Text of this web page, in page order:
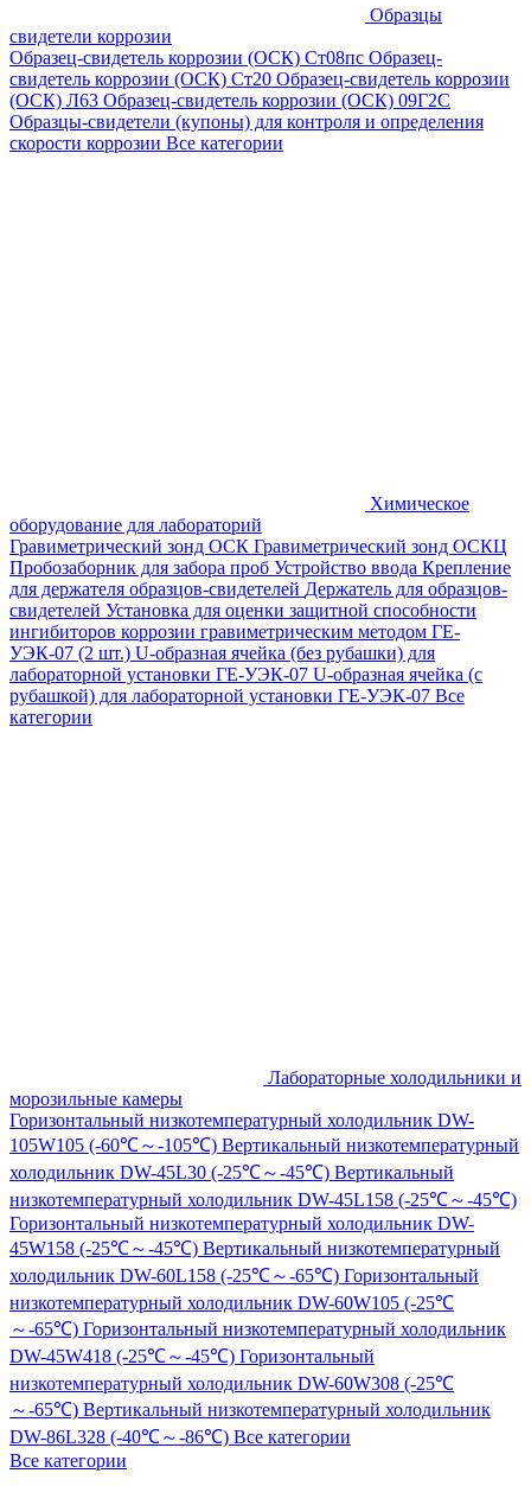
Образцы
свидетели коррозии
Образец-свидетель коррозии (ОСК) Ст08пс Образец-
свидетель коррозии (ОСК) Ст20 Образец-свидетель коррозии
(ОСК) Л63 Образец-свидетель коррозии (ОСК) 09Г2С
Образцы-свидетели (купоны) для контроля и определения
скорости коррозии Все категории
Химическое
оборудование для лабораторий
Гравиметрический зонд ОСК Гравиметрический зонд ОСКЦ
Пробозаборник для забора проб Устройство ввода Крепление
для держателя образцов-свидетелей Держатель для образцов-
свидетелей Установка для оценки защитной способности
ингибиторов коррозии гравиметрическим методом ГЕ-
УЭК-07 (2 шт.) U-образная ячейка (без рубашки) для
лабораторной установки ГЕ-УЭК-07 U-образная ячейка (с
рубашкой) для лабораторной установки ГЕ-УЭК-07 Все
категории
Лабораторные холодильники и
морозильные камеры
Горизонтальный низкотемпературный холодильник DW-
105W105 (-60℃～-105℃) Вертикальный низкотемпературный
холодильник DW-45L30 (-25℃～-45℃) Вертикальный
низкотемпературный холодильник DW-45L158 (-25℃～-45℃)
Горизонтальный низкотемпературный холодильник DW-
45W158 (-25℃～-45℃) Вертикальный низкотемпературный
холодильник DW-60L158 (-25℃～-65℃) Горизонтальный
низкотемпературный холодильник DW-60W105 (-25℃
～-65℃) Горизонтальный низкотемпературный холодильник
DW-45W418 (-25℃～-45℃) Горизонтальный
низкотемпературный холодильник DW-60W308 (-25℃
～-65℃) Вертикальный низкотемпературный холодильник
DW-86L328 (-40℃～-86℃) Все категории
Все категории